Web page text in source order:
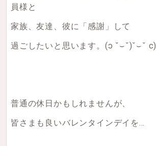
員様と
家族、友達、彼に「感謝」して
過ごしたいと思います。(ɔ ˘⌣˘)˘⌣˘ c)
普通の休日かもしれませんが、
皆さまも良いバレンタインデイを…